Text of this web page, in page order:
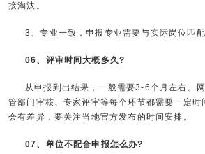
接淘汰。
3、专业一致，申报专业需要与实际岗位匹配
06、评审时间大概多久?
从申报到出结果，一般需要3-6个月左右。
管部门审核、专家评审等每个环节都需要一定时
会有差异，要关注当地官方发布的时间安排。
07、单位不配合申报怎么办?